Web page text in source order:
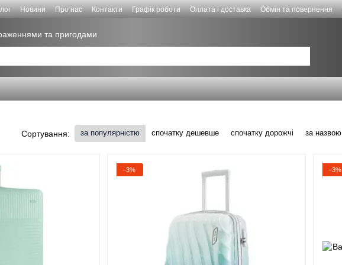
Новини Про нас Контакти Графік роботи Оплата і доставка Обмін та повернення
та пригодами
Сортування: за популярністю спочатку дешевше спочатку дорожчі за назвою
−3% −3%